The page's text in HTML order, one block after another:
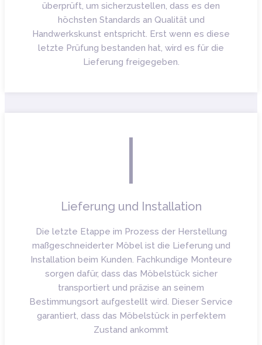
überprüft, um sicherzustellen, dass es den
höchsten Standards an Qualität und
Handwerkskunst entspricht. Erst wenn es diese
letzte Prüfung bestanden hat, wird es für die
Lieferung freigegeben.
Lieferung und Installation
Die letzte Etappe im Prozess der Herstellung
maßgeschneiderter Möbel ist die Lieferung und
Installation beim Kunden. Fachkundige Monteure
sorgen dafür, dass das Möbelstück sicher
transportiert und präzise an seinem
Bestimmungsort aufgestellt wird. Dieser Service
garantiert, dass das Möbelstück in perfektem
Zustand ankommt